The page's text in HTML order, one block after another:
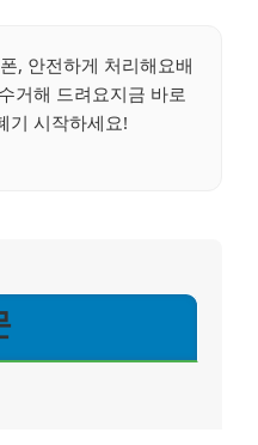
, 안전하게 처리해요배
거해 드려요지금 바로
기 시작하세요!